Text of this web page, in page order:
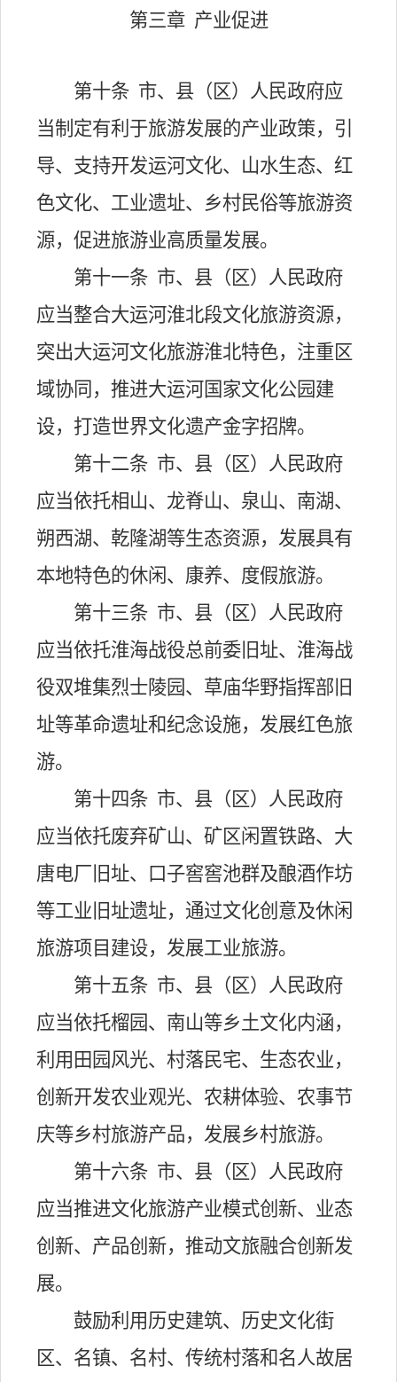
第三章 产业促进
第十条 市、县（区）人民政府应
当制定有利于旅游发展的产业政策，引
导、支持开发运河文化、山水生态、红
色文化、工业遗址、乡村民俗等旅游资
源，促进旅游业高质量发展。
第十一条 市、县（区）人民政府
应当整合大运河淮北段文化旅游资源，
突出大运河文化旅游淮北特色，注重区
域协同，推进大运河国家文化公园建
设，打造世界文化遗产金字招牌。
第十二条 市、县（区）人民政府
应当依托相山、龙脊山、泉山、南湖、
朔西湖、乾隆湖等生态资源，发展具有
本地特色的休闲、康养、度假旅游。
第十三条 市、县（区）人民政府
应当依托淮海战役总前委旧址、淮海战
役双堆集烈士陵园、草庙华野指挥部旧
址等革命遗址和纪念设施，发展红色旅
游。
第十四条 市、县（区）人民政府
应当依托废弃矿山、矿区闲置铁路、大
唐电厂旧址、口子窖窖池群及酿酒作坊
等工业旧址遗址，通过文化创意及休闲
旅游项目建设，发展工业旅游。
第十五条 市、县（区）人民政府
应当依托榴园、南山等乡土文化内涵，
利用田园风光、村落民宅、生态农业，
创新开发农业观光、农耕体验、农事节
庆等乡村旅游产品，发展乡村旅游。
第十六条 市、县（区）人民政府
应当推进文化旅游产业模式创新、业态
创新、产品创新，推动文旅融合创新发
展。
鼓励利用历史建筑、历史文化街
区、名镇、名村、传统村落和名人故居